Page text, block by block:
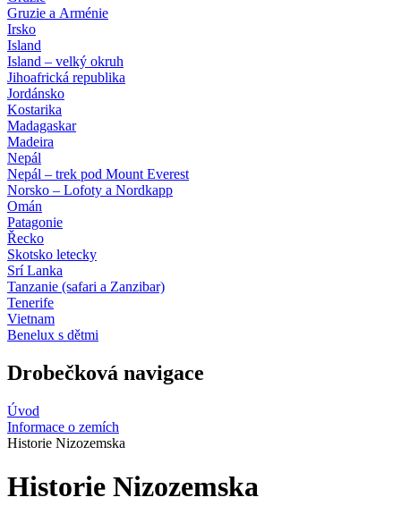
Gruzie a Arménie
Irsko
Island
Island – velký okruh
Jihoafrická republika
Jordánsko
Kostarika
Madagaskar
Madeira
Nepál
Nepál – trek pod Mount Everest
Norsko – Lofoty a Nordkapp
Omán
Patagonie
Řecko
Skotsko letecky
Srí Lanka
Tanzanie (safari a Zanzibar)
Tenerife
Vietnam
Benelux s dětmi
Drobečková navigace
Úvod
Informace o zemích
Historie Nizozemska
Historie Nizozemska